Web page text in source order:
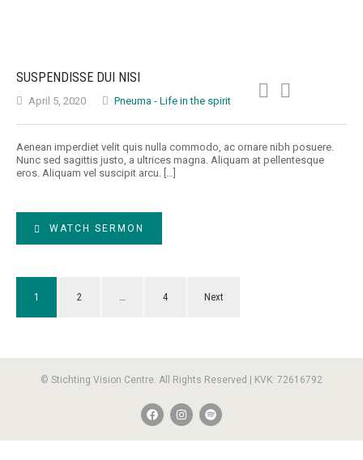
SUSPENDISSE DUI NISI
April 5, 2020 Pneuma - Life in the spirit
Aenean imperdiet velit quis nulla commodo, ac ornare nibh posuere.
Nunc sed sagittis justo, a ultrices magna. Aliquam at pellentesque
eros. Aliquam vel suscipit arcu. […]
WATCH SERMON
1 2 … 4 Next
© Stichting Vision Centre. All Rights Reserved | KVK: 72616792